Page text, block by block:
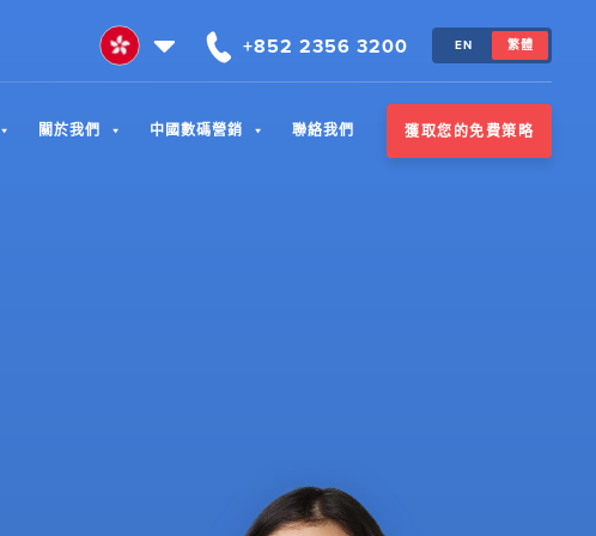
+852 2356 3200 EN 繁體
關於我們 中國數碼營銷 聯絡我們 獲取您的免費策略